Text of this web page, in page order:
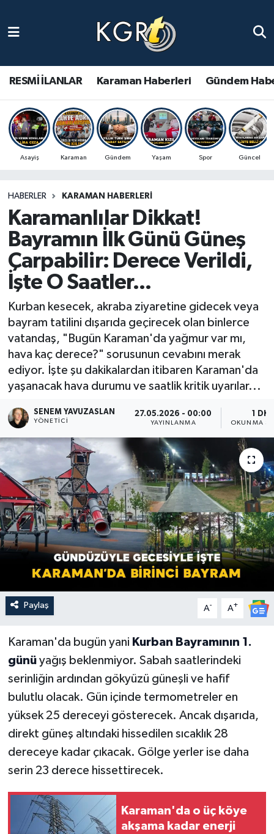
RESMİ İLANLAR Karaman Haberleri Gündem
Asayiş Karaman Gündem Yaşam Spor Güncel
HABERLER KARAMAN HABERLERI
Karamanlılar Dikkat!
Bayramın İlk Günü Güneş
Çarpabilir: Derece Verildi,
İşte O Saatler...
Kurban kesecek, akraba ziyaretine gidecek veya
bayram tatilini dışarıda geçirecek olan binlerce
vatandaş, "Bugün Karaman'da yağmur var mı,
hava kaç derece?" sorusunun cevabını merak
ediyor. İşte şu dakikalardan itibaren Karaman'da
yaşanacak hava durumu ve saatlik kritik uyarılar...
SENEM YAVUZASLAN
YÖNETICI
27.05.2026 - 00:00
YAYINLANMA
1 DK
OKUNMA
Paylaş A- A+
Karaman'da bugün yani Kurban Bayramının 1.
günü yağış beklenmiyor. Sabah saatlerindeki
serinliğin ardından gökyüzü güneşli ve hafif
bulutlu olacak. Gün içinde termometreler en
yüksek 25 dereceyi gösterecek. Ancak dışarıda,
direkt güneş altındaki hissedilen sıcaklık 28
dereceye kadar çıkacak. Gölge yerler ise daha
serin 23 derece hissettirecek.
Karaman'da o üç köye
akşama kadar enerji
Gündem Haberleri
Güncel Haberler
Spor Haberleri
Ulusal Haberler
Vefat Edenler